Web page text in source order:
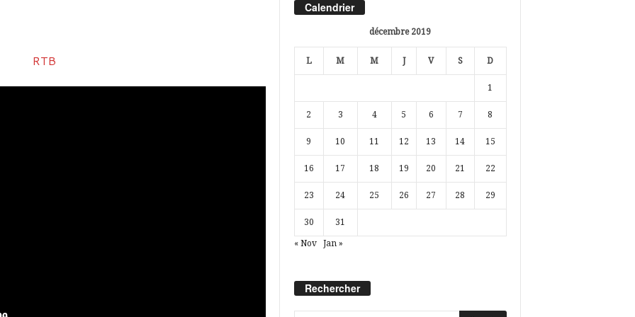
Calendrier
décembre 2019
L M M J V S D
1
2 3 4 5 6 7 8
9 10 11 12 13 14 15
16 17 18 19 20 21 22
23 24 25 26 27 28 29
30 31
« Nov Jan »
Rechercher